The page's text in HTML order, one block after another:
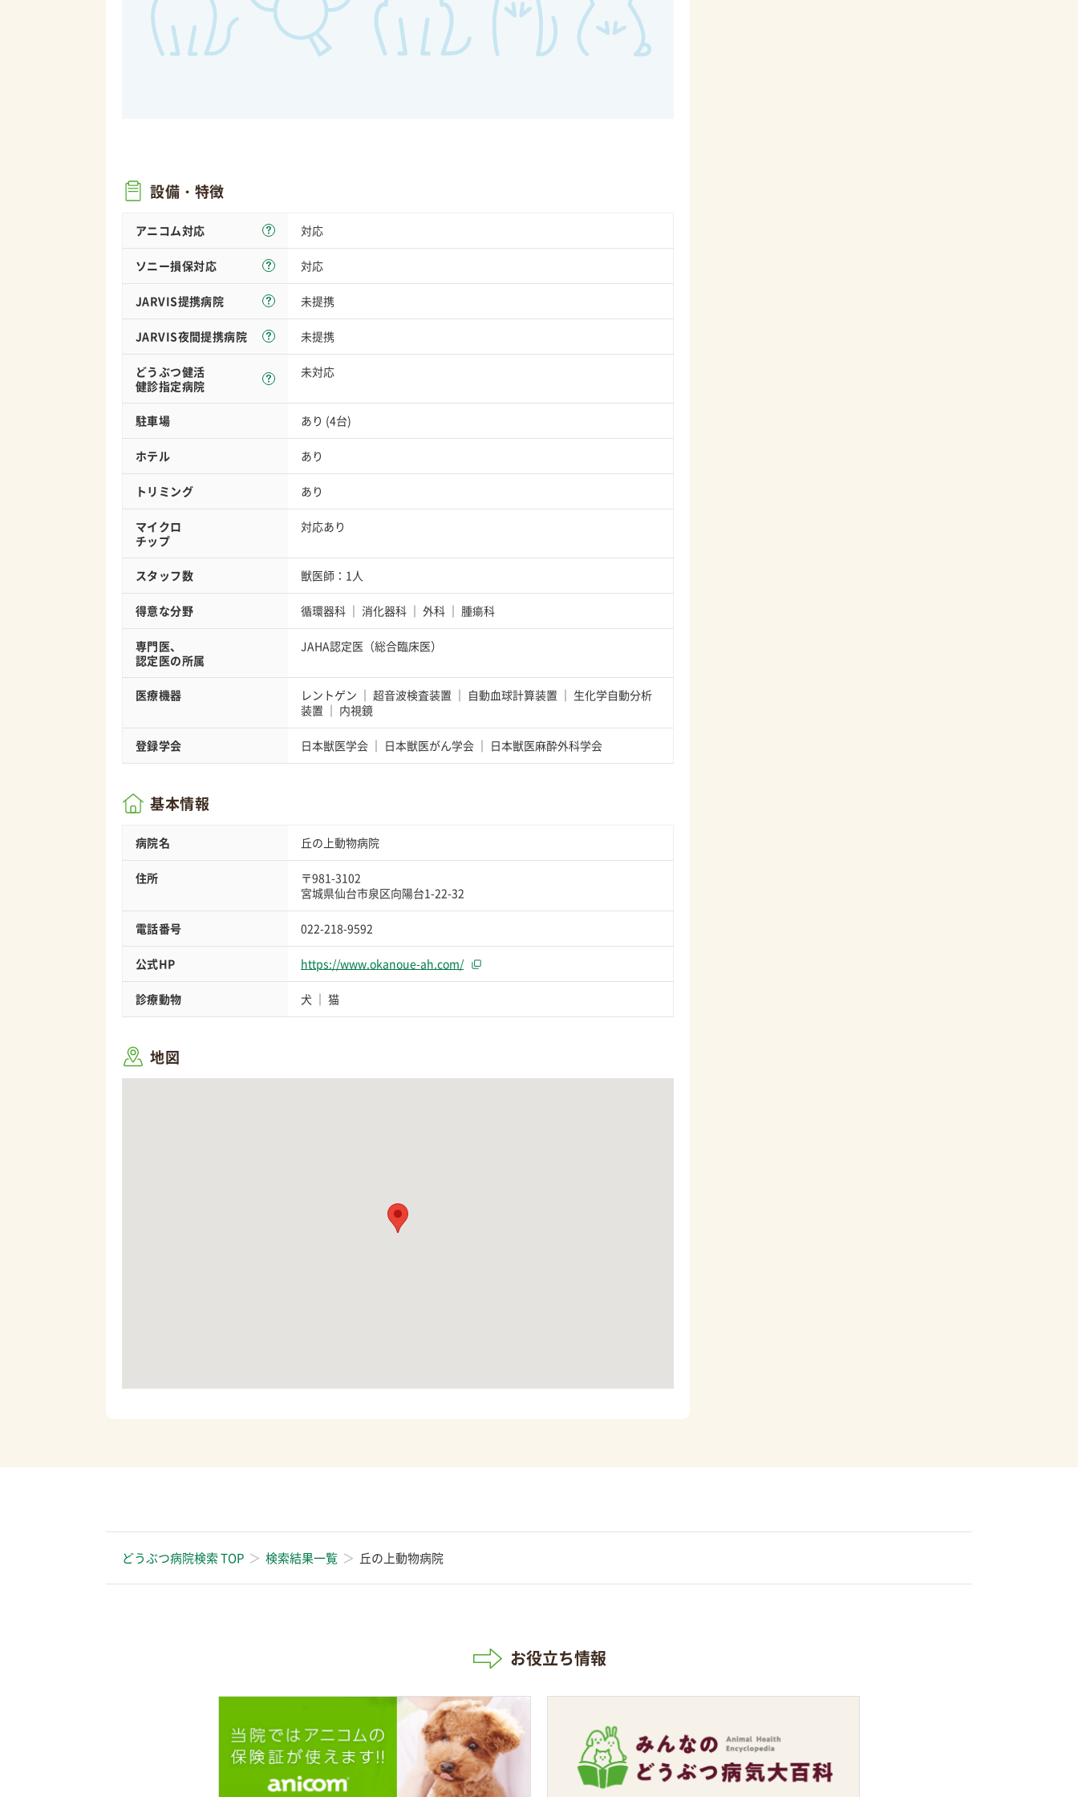
設備・特徴
アニコム対応 対応
ソニー損保対応 対応
JARVIS提携病院 未提携
JARVIS夜間提携病院 未提携
どうぶつ健活
健診指定病院
未対応
駐車場 あり (4台)
ホテル あり
トリミング あり
マイクロ
チップ
対応あり
スタッフ数 獣医師：1人
得意な分野 循環器科 消化器科 外科 腫瘍科
専門医、
認定医の所属
JAHA認定医（総合臨床医）
医療機器 レントゲン 超音波検査装置 自動血球計算装置
生化学自動分析
装置
内視鏡
登録学会 日本獣医学会 日本獣医がん学会 日本獣医麻酔外科学会
基本情報
病院名 丘の上動物病院
住所
〒981-3102
宮城県仙台市泉区向陽台1-22-32
電話番号 022-218-9592
公式HP https://www.okanoue-ah.com/
診療動物 犬 猫
地図
どうぶつ病院検索 TOP 検索結果一覧 丘の上動物病院
お役立ち情報